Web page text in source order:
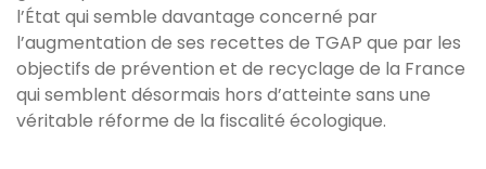
l’État qui semble davantage concerné par
l’augmentation de ses recettes de TGAP que par les
objectifs de prévention et de recyclage de la France
qui semblent désormais hors d’atteinte sans une
véritable réforme de la fiscalité écologique.